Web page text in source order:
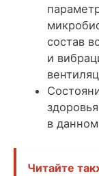
состав
и
в
Читайте